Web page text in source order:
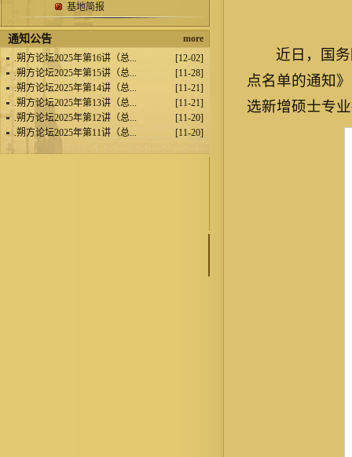
基地简报
通知公告
more
.朔方论坛2025年第16讲（总...
[12-02]
.朔方论坛2025年第15讲（总...
[11-28]
.朔方论坛2025年第14讲（总...
[11-21]
.朔方论坛2025年第13讲（总...
[11-21]
.朔方论坛2025年第12讲（总...
[11-20]
.朔方论坛2025年第11讲（总... [11-20]
近日，国
点名单的通知
选新增硕士专